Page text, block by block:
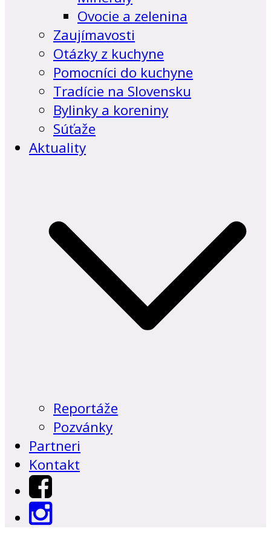
Ovocie a zelenina
Zaujímavosti
Otázky z kuchyne
Pomocníci do kuchyne
Tradície na Slovensku
Bylinky a koreniny
Súťaže
Aktuality
Reportáže
Pozvánky
Partneri
Kontakt